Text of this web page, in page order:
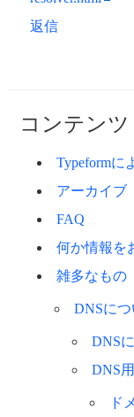
返信
コンテンツ
Typeformに
アーカイブ
FAQ
何か情報を
雑多なもの
DNSにつ
DNS
DNS
ド